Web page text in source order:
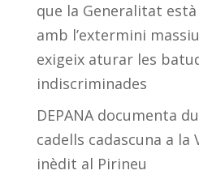
que la Generalitat
amb l’extermini
exigeix aturar les
indiscriminades
DEPANA documenta
cadells cadascuna a la
inèdit al Pirineu